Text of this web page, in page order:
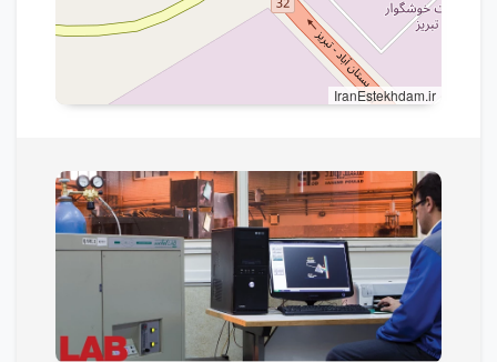
IranEstekhdam.ir